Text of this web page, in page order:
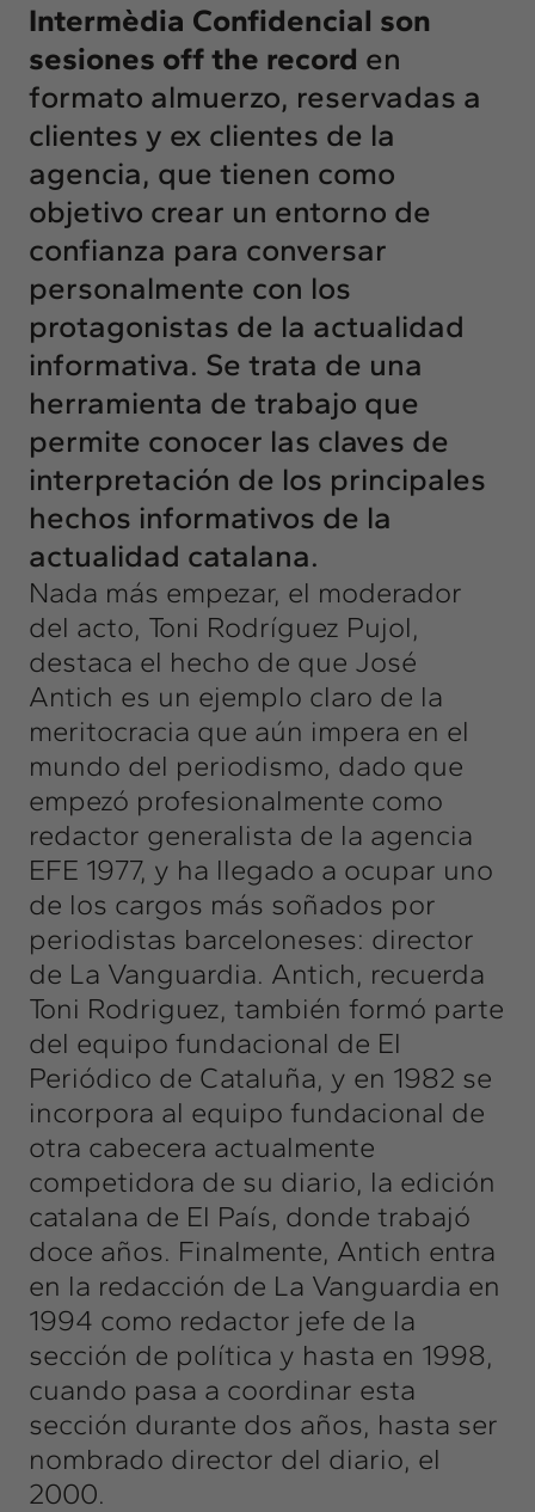
Intermèdia Confidencial son
sesiones off the record en
formato almuerzo, reservadas a
clientes y ex clientes de la
agencia, que tienen como
objetivo crear un entorno de
confianza para conversar
personalmente con los
protagonistas de la actualidad
informativa. Se trata de una
herramienta de trabajo que
permite conocer las claves de
interpretación de los principales
hechos informativos de la
actualidad catalana.
Nada más empezar, el moderador
del acto, Toni Rodríguez Pujol,
destaca el hecho de que José
Antich es un ejemplo claro de la
meritocracia que aún impera en el
mundo del periodismo, dado que
empezó profesionalmente como
redactor generalista de la agencia
EFE 1977, y ha llegado a ocupar uno
de los cargos más soñados por
periodistas barceloneses: director
de La Vanguardia. Antich, recuerda
Toni Rodriguez, también formó parte
del equipo fundacional de El
Periódico de Cataluña, y en 1982 se
incorpora al equipo fundacional de
otra cabecera actualmente
competidora de su diario, la edición
catalana de El País, donde trabajó
doce años. Finalmente, Antich entra
en la redacción de La Vanguardia en
1994 como redactor jefe de la
sección de política y hasta en 1998,
cuando pasa a coordinar esta
sección durante dos años, hasta ser
nombrado director del diario, el
2000.